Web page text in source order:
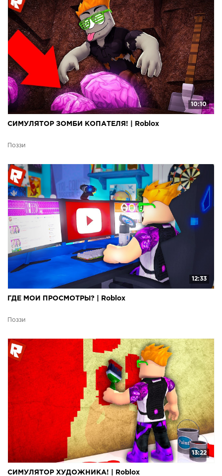
10:10
СИМУЛЯТОР ЗОМБИ КОПАТЕЛЯ! | Roblox
Поззи
12:33
ГДЕ МОИ ПРОСМОТРЫ? | Roblox
Поззи
13:22
СИМУЛЯТОР ХУДОЖНИКА! | Roblox